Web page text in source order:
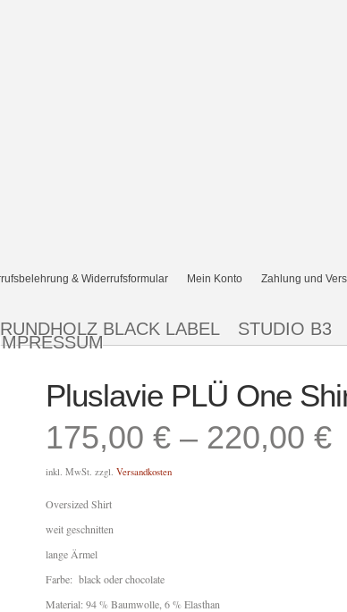
& Widerrufsformular Mein Konto Zahlung und
RUNDHOLZ BLACK LABEL STUDIO B3
Pluslavie PLÜ One
175,00€ – 220,00€
inkl. MwSt. zzgl.Versandkosten
Oversized Shirt
weit geschnitten
lange Ärmel
Farbe: black oder chocolate
Material: 94 % Baumwolle, 6 % Elasthan